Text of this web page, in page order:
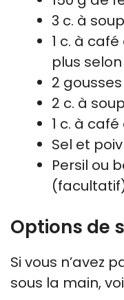
3 c. à
1 c. à
plus
2
2 c. à
1 c. à
Sel et
Persil ou
Options de
Si vous n’avez
sous la main,